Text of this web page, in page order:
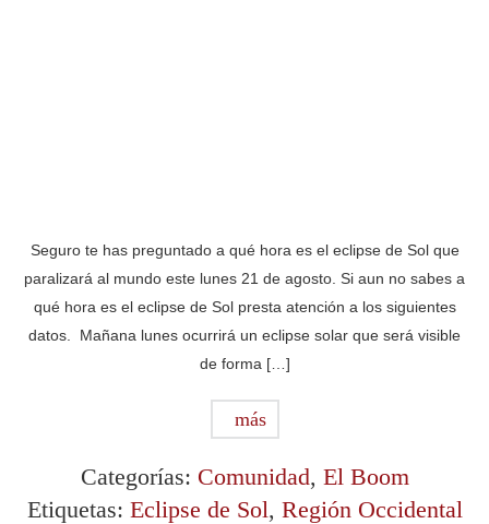
Seguro te has preguntado a qué hora es el eclipse de Sol que
paralizará al mundo este lunes 21 de agosto. Si aun no sabes a
qué hora es el eclipse de Sol presta atención a los siguientes
datos. Mañana lunes ocurrirá un eclipse solar que será visible
de forma […]
más
Categorías: Comunidad, El Boom
Etiquetas: Eclipse de Sol, Región Occidental